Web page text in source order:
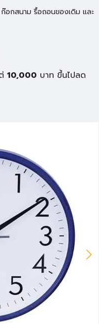
อกสนาม รื้อถอนของเดิม และ
10,000 บาท ขึ้นไปลด